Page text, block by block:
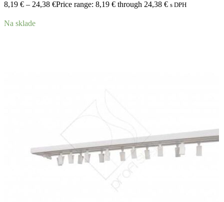
8,19 € – 24,38 €Price range: 8,19 € through 24,38 € s DPH
Na sklade